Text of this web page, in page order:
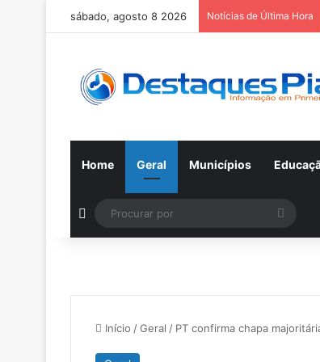
sábado, agosto 8 2026 Notícias de Última Hora
Home Geral Municípios
Switch skin
por
Início /Geral / PT confirma chapa